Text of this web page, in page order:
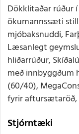
Dökklitaðar rúður
ökumannssæti
mjóbaksnuddi,
Læsanlegt
hliðarrúður,
með
(60/40),
fyrir aftursætaröð,
Stjórntæki